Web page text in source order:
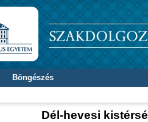
Böngészés
Dél-hevesi